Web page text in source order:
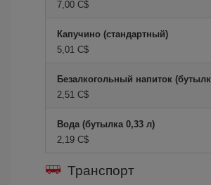
7,00 C$
Капучино (стандартный)
5,01 C$
Безалкогольный напиток
2,51 C$
Вода (бутылка 0,33 л)
2,19 C$
Транспорт